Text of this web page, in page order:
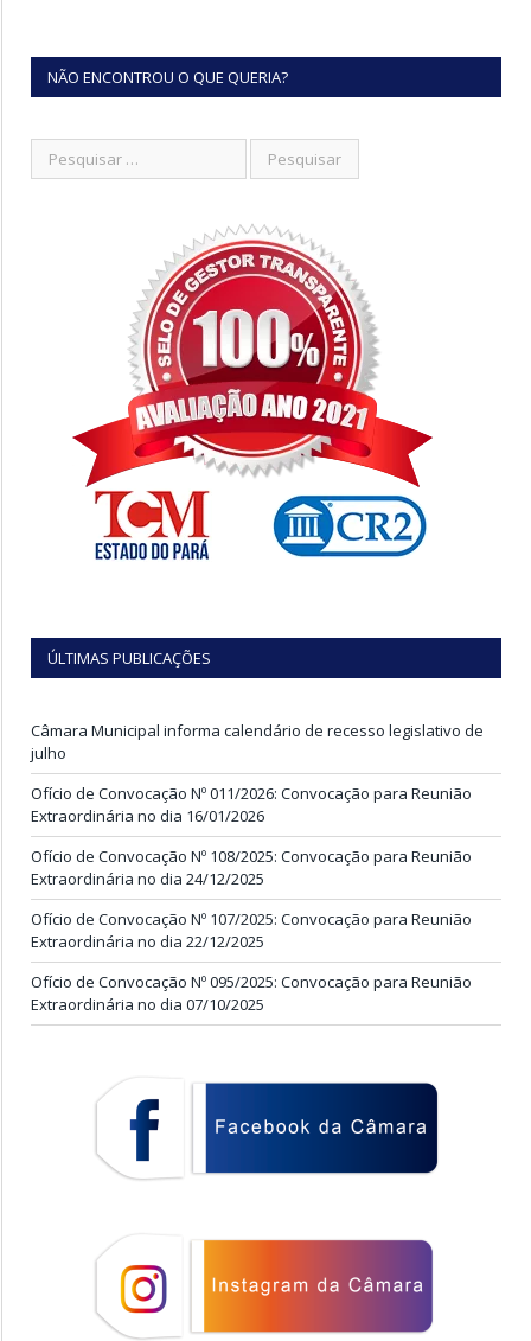
NÃO ENCONTROU O QUE QUERIA?
ÚLTIMAS PUBLICAÇÕES
Câmara Municipal informa calendário de recesso legislativo de
julho
Ofício de Convocação Nº 011/2026: Convocação para Reunião
Extraordinária no dia 16/01/2026
Ofício de Convocação Nº 108/2025: Convocação para Reunião
Extraordinária no dia 24/12/2025
Ofício de Convocação Nº 107/2025: Convocação para Reunião
Extraordinária no dia 22/12/2025
Ofício de Convocação Nº 095/2025: Convocação para Reunião
Extraordinária no dia 07/10/2025